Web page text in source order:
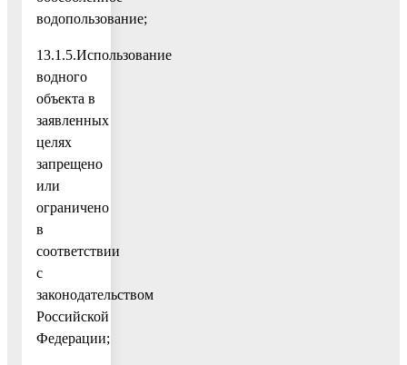
водопользование;
13.1.5.Использование
водного
объекта в
заявленных
целях
запрещено
или
ограничено
в
соответствии
с
законодательством
Российской
Федерации;